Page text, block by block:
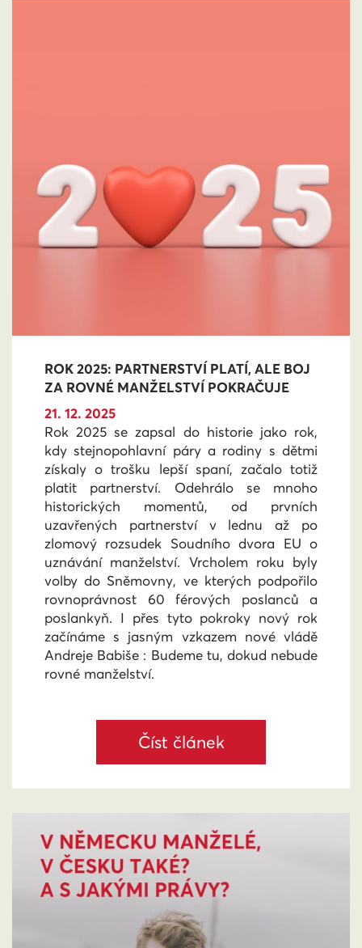
ROK 2025: PARTNERSTVÍ PLATÍ, ALE BOJ
ZA ROVNÉ MANŽELSTVÍ POKRAČUJE
21. 12. 2025
Rok 2025 se zapsal do historie jako rok,
kdy stejnopohlavní páry a rodiny s dětmi
získaly o trošku lepší spaní, začalo totiž
platit partnerství. Odehrálo se mnoho
historických momentů, od prvních
uzavřených partnerství v lednu až po
zlomový rozsudek Soudního dvora EU o
uznávání manželství. Vrcholem roku byly
volby do Sněmovny, ve kterých podpořilo
rovnoprávnost 60 férových poslanců a
poslankyň. I přes tyto pokroky nový rok
začínáme s jasným vzkazem nové vládě
Andreje Babiše : Budeme tu, dokud nebude
rovné manželství.
Číst článek